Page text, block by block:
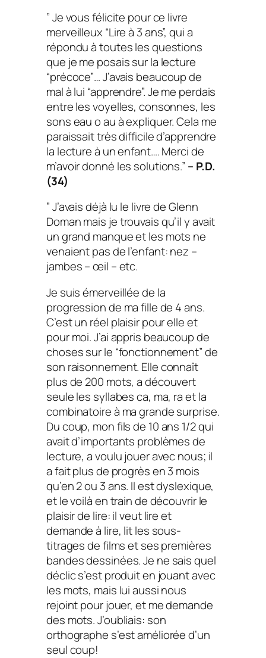
” Je vous félicite pour ce livre
merveilleux “Lire à 3 ans”, qui a
répondu à toutes les questions
que je me posais sur la lecture
“précoce”… J’avais beaucoup de
mal à lui “apprendre”. Je me perdais
entre les voyelles, consonnes, les
sons eau o au à expliquer. Cela me
paraissait très difficile d’apprendre
la lecture à un enfant…. Merci de
m’avoir donné les solutions.” – P.D.
(34)
” J’avais déjà lu le livre de Glenn
Doman mais je trouvais qu’il y avait
un grand manque et les mots ne
venaient pas de l’enfant: nez –
jambes – œil – etc.
Je suis émerveillée de la
progression de ma fille de 4 ans.
C’est un réel plaisir pour elle et
pour moi. J’ai appris beaucoup de
choses sur le “fonctionnement” de
son raisonnement. Elle connaît
plus de 200 mots, a découvert
seule les syllabes ca, ma, ra et la
combinatoire à ma grande surprise.
Du coup, mon fils de 10 ans 1/2 qui
avait d’importants problèmes de
lecture, a voulu jouer avec nous; il
a fait plus de progrès en 3 mois
qu’en 2 ou 3 ans. Il est dyslexique,
et le voilà en train de découvrir le
plaisir de lire: il veut lire et
demande à lire, lit les sous-
titrages de films et ses premières
bandes dessinées. Je ne sais quel
déclic s’est produit en jouant avec
les mots, mais lui aussi nous
rejoint pour jouer, et me demande
des mots. J’oubliais: son
orthographe s’est améliorée d’un
seul coup!